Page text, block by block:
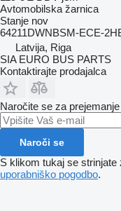
Avtomobilska žarnica
Stanje nov
64211DWNBSM-ECE-
Latvija, Riga
SIA EURO BUS PARTS
Kontaktirajte prodajalca
Naročite se za
Naroči se
S klikom tukaj se strinjate
uporabniško pogodbo.